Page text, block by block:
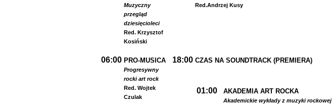
Muzyczny
przegląd
dziesięcioleci
Red. Krzysztof
Kosiński
Red.Andrzej Kusy
06:00 PRO-MUSICA
Progresywny
rocki art rock
Red. Wojtek
Czulak
18:00 CZAS NA SOUNDTRACK (PREMIERA)
01:00 AKADEMIA ART ROCKA
Akademickie wykłady z muzyki rockowej